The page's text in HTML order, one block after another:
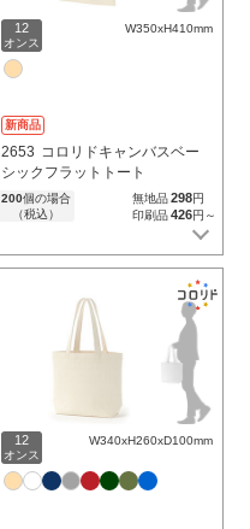
12
オンス
W350xH410mm
新商品
2653 コロリドキャンバスベー
シックフラットトート
200個の場合
（税込）
無地品298円
印刷品426円～
12
オンス
W340xH260xD100mm